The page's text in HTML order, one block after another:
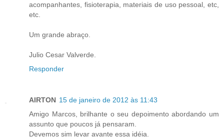
acompanhantes, fisioterapia, materiais de uso pessoal, etc,
etc.
Um grande abraço.
Julio Cesar Valverde.
Responder
AIRTON 15 de janeiro de 2012 às 11:43
Amigo Marcos, brilhante o seu depoimento abordando um
assunto que poucos já pensaram.
Devemos sim levar avante essa idéia.